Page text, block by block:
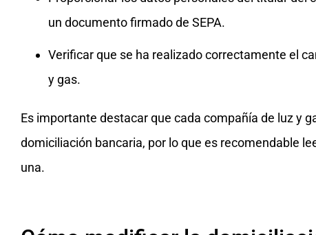
un documento firmado de SEPA.
Verificar que se ha realizado correctamente el
y gas.
Es importante destacar que cada compañía de luz y
domiciliación bancaria, por lo que es recomendable
una.